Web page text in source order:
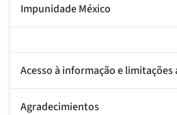
Impunidade México
Acesso à informação e
Agradecimientos